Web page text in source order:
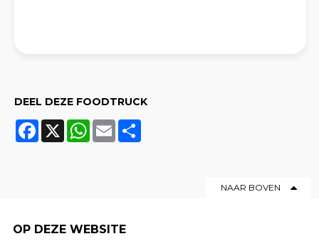
DEEL DEZE FOODTRUCK
Facebook
X WhatsApp
Email
NAAR BOVEN
OP DEZE WEBSITE